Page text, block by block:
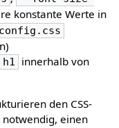
konstante Werte in
h1 innerhalb von
den CSS-
notwendig, einen